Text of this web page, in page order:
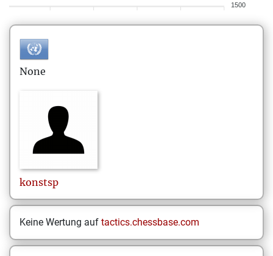
1500
None
konstsp
Keine Wertung auf tactics.chessbase.com